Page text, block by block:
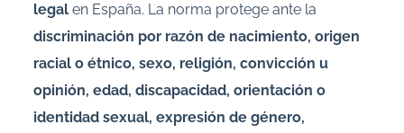
legalen España. La norma protege ante la
discriminación por razón de nacimiento, origen
racial o étnico, sexo, religión, convicción u
opinión, edad, discapacidad, orientación o
identidad sexual, expresión de género,